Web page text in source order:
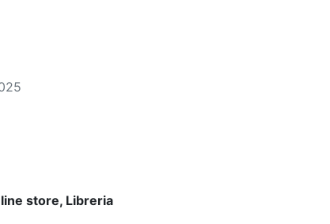
store, Libreria